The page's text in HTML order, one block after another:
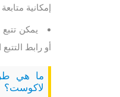
إمكانية
يمكن
أو رابط
ما هي
لاكوست؟